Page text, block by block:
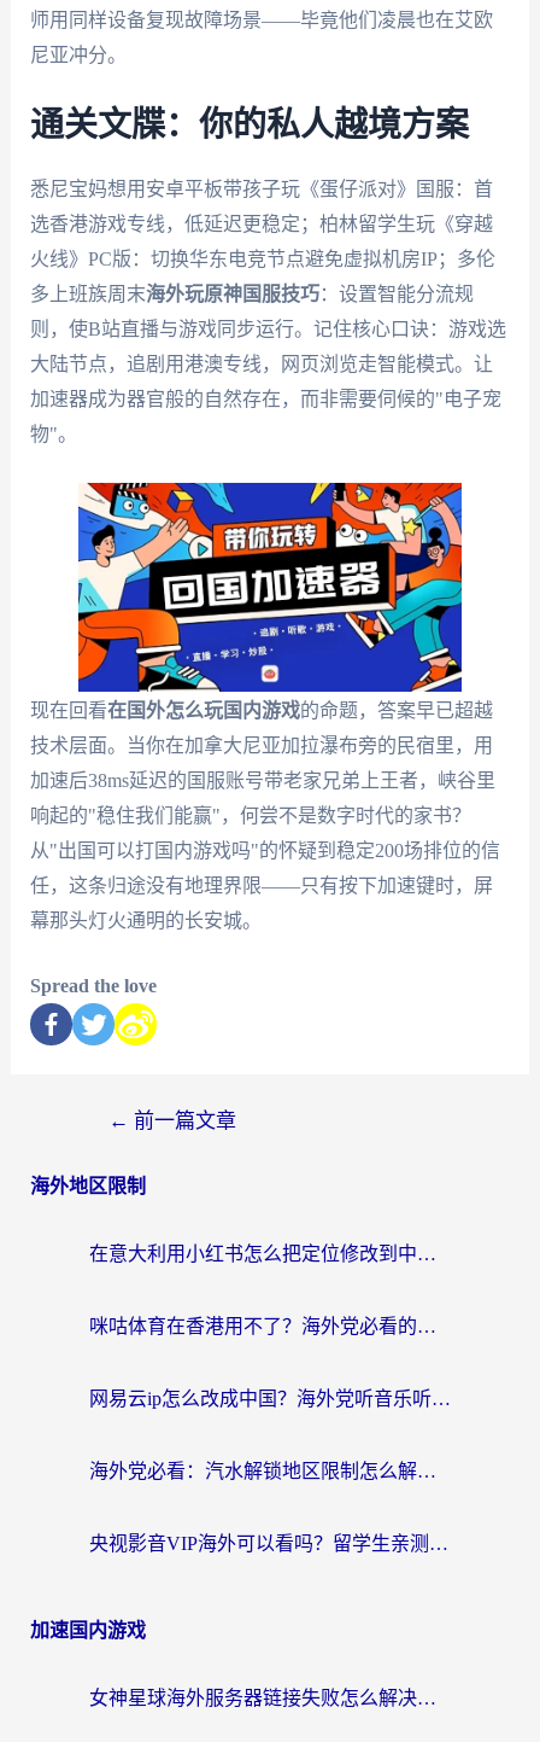
师用同样设备复现故障场景——毕竟他们凌晨也在艾欧
尼亚冲分。
通关文牒：你的私人越境方案
悉尼宝妈想用安卓平板带孩子玩《蛋仔派对》国服：首
选香港游戏专线，低延迟更稳定；柏林留学生玩《穿越
火线》PC版：切换华东电竞节点避免虚拟机房IP；多伦
多上班族周末海外玩原神国服技巧：设置智能分流规
则，使B站直播与游戏同步运行。记住核心口诀：游戏选
大陆节点，追剧用港澳专线，网页浏览走智能模式。让
加速器成为器官般的自然存在，而非需要伺候的"电子宠
物"。
现在回看在国外怎么玩国内游戏的命题，答案早已超越
技术层面。当你在加拿大尼亚加拉瀑布旁的民宿里，用
加速后38ms延迟的国服账号带老家兄弟上王者，峡谷里
响起的"稳住我们能赢"，何尝不是数字时代的家书？
从"出国可以打国内游戏吗"的怀疑到稳定200场排位的信
任，这条归途没有地理界限——只有按下加速键时，屏
幕那头灯火通明的长安城。
Spread the love
← 前一篇文章
海外地区限制
在意大利用小红书怎么把定位修改到中国国内？3个实用技巧+1个靠谱工具帮你搞定
咪咕体育在香港用不了？海外党必看的回国加速器选择指南（附3个真实场景解决方案）
网易云ip怎么改成中国？海外党听音乐听书的无痛解决方案
海外党必看：汽水解锁地区限制怎么解除？3招解决国内影音&生活服务难题
央视影音VIP海外可以看吗？留学生亲测有效的回国加速器选择指南
加速国内游戏
女神星球海外服务器链接失败怎么解决？海外党国服游戏加速避坑指南